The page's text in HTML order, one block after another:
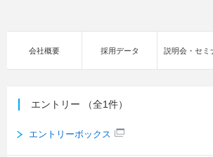
会社概要 採用データ 説明会・セミ
エントリー （全1件）
エントリーボックス